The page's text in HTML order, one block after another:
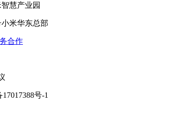
慧产业园
米华东总部
合作
号-1